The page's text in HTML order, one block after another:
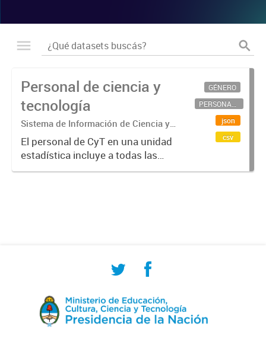
Personal de ciencia y
tecnología
Sistema de Información de Ciencia y
Tecnología Argentino (SICYTAR)
El personal de CyT en una unidad
estadística incluye a todas las
personas involucradas
GÉNERO
PERSONAL CIENTÍFICO-TECNOLÓGICO
json
csv